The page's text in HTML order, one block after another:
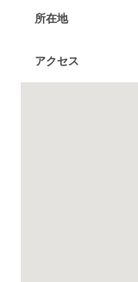
所在地
アクセス